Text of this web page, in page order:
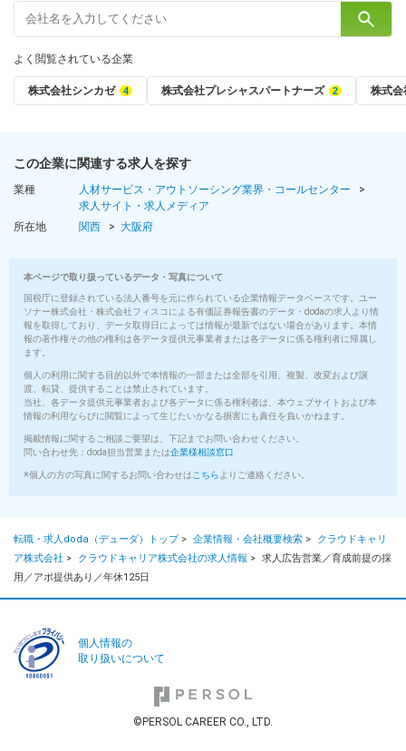
月給24～40万円＋インセン
・試用期間:月給23万円～
・固定残業代20ｈ分含む(月29,800円～)
◆試用期間は6カ月
◆固定残業超過分は別途支給
※人材業界経験者の方は能力や前職の給与を考慮
提示となる場合がございます)
■給与にプラスしてもらえる手当・インセンティブ
毎月の売り上げに応じて支給されますが 、
3～50万円程度のインセンティブをもらってます！
年間で賞与クラスのインセンティブが何回もあるメンバーがいま
す！
がります！
■賞与
年1回
(決算賞与)
■昇給
年1回
よく閲覧されている企業
株式会社シンカゼ 株式会社プレシャスパートナーズ 株式会
この企業に関連する求人を探す
業種
人材サービス・アウトソーシング業界・コールセンター
求人サイト・求人メディア
所在地
関西 大阪府
本ページで取り扱っているデータ・写真について
国税庁に登録されている法人番号を元に作られている企業情報データベースです。ユー
ソナー株式会社・株式会社フィスコによる有価証券報告書のデータ・dodaの求人より情
報を取得しており、データ取得日によっては情報が最新ではない場合があります。本情
報の著作権その他の権利は各データ提供元事業者または各データに係る権利者に帰属し
ます。
個人の利用に関する目的以外で本情報の一部または全部を引用、複製、改変および譲
渡、転貸、提供することは禁止されています。
当社、各データ提供元事業者および各データに係る権利者は、本ウェブサイトおよび本
情報の利用ならびに閲覧によって生じたいかなる損害にも責任を負いかねます。
掲載情報に関するご相談ご要望は、下記までお問い合わせください。
問い合わせ先：doda担当営業または企業様相談窓口
※個人の方の写真に関するお問い合わせは こちら よりご連絡ください。
転職・求人doda（デューダ）トップ> 企業情報・会社概要検索 >
クラウドキャリ
ア株式会社 > クラウドキャリア株式会社の求人情報 > 求人広告営業／育成前提の採
用／アポ提供あり／年休125日
個人情報の
取り扱いについて
©PERSOL CAREER CO., LTD.